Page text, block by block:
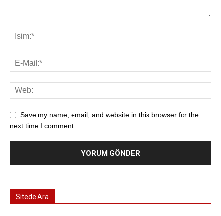
Save my name, email, and website in this browser for the
next time I comment.
Sitede Ara